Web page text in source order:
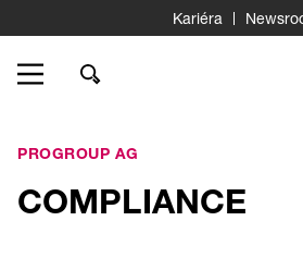
Kariéra
PROGROUP AG
COMPLIANCE